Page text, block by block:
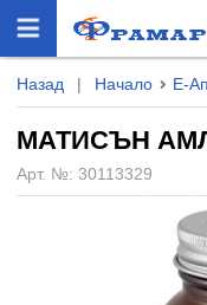
Назад | Начало Е-
МАТИСЪН
Арт. №: 30113329